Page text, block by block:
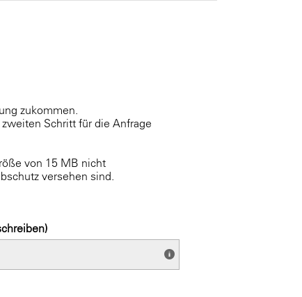
zukommen.
Schritt für die Anfrage
von 15 MB nicht
versehen sind.